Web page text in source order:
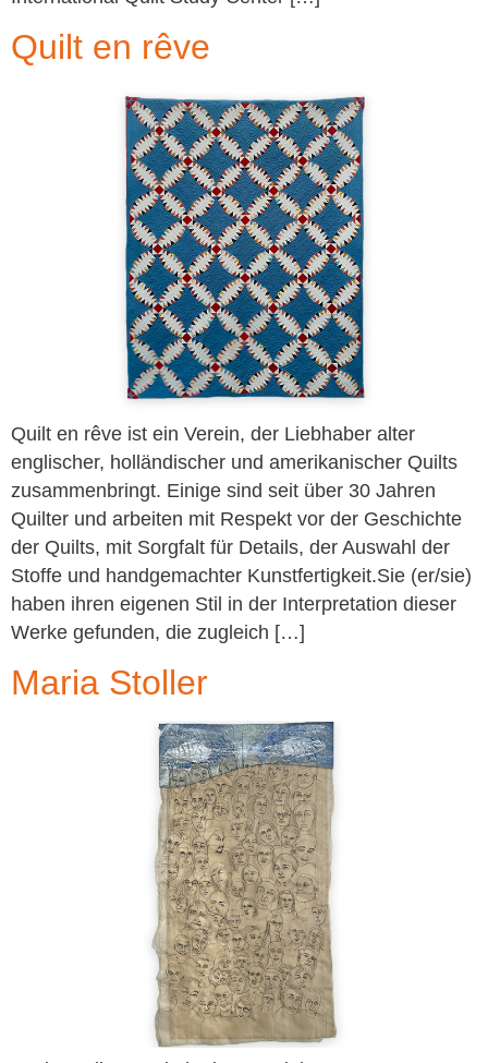
Quilt en rêve
Quilt en rêve ist ein Verein, der Liebhaber alter
englischer, holländischer und amerikanischer Quilts
zusammenbringt. Einige sind seit über 30 Jahren
Quilter und arbeiten mit Respekt vor der Geschichte
der Quilts, mit Sorgfalt für Details, der Auswahl der
Stoffe und handgemachter Kunstfertigkeit.Sie (er/sie)
haben ihren eigenen Stil in der Interpretation dieser
Werke gefunden, die zugleich […]
Maria Stoller